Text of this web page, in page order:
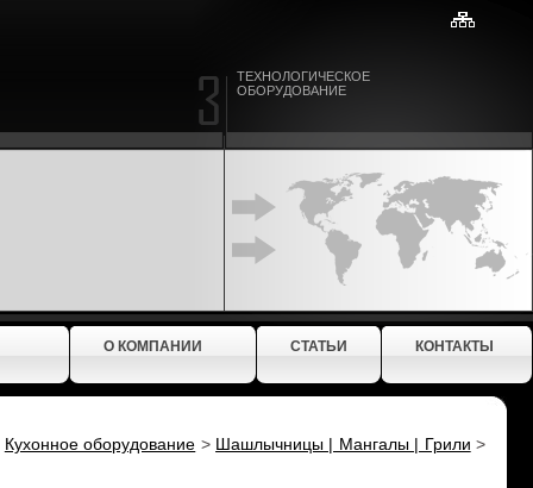
ТЕХНОЛОГИЧЕСКОЕ
ОБОРУДОВАНИЕ
О КОМПАНИИ СТАТЬИ КОНТАКТЫ
Кухонное оборудование > Шашлычницы | Мангалы | Грили >